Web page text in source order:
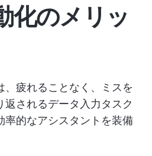
化のメリッ
、疲れることなく、ミスを
返されるデータ入力タスク
率的なアシスタントを装備